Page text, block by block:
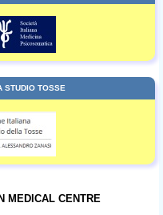
STUDIO TOSSE
MEDICAL CENTRE